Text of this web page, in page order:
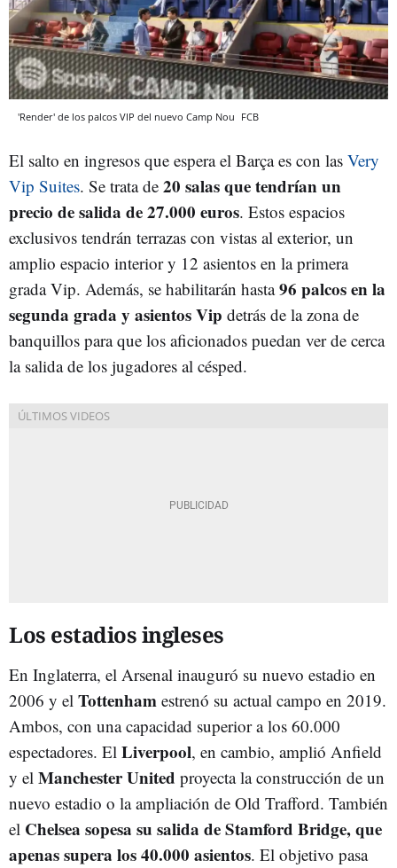
'Render' de los palcos VIP del nuevo Camp Nou FCB
El salto en ingresos que espera el Barça es con las Very
Vip Suites. Se trata de 20 salas que tendrían un
precio de salida de 27.000 euros. Estos espacios
exclusivos tendrán terrazas con vistas al exterior, un
amplio espacio interior y 12 asientos en la primera
grada Vip. Además, se habilitarán hasta96 palcos en la
segunda grada y asientos Vip detrás de la zona de
banquillos para que los aficionados puedan ver de cerca
la salida de los jugadores al césped.
Los estadios ingleses
En Inglaterra, el Arsenal inauguró su nuevo estadio en
2006 y el Tottenham estrenó su actual campo en 2019.
Ambos, con una capacidad superior a los 60.000
espectadores. El Liverpool, en cambio, amplió Anfield
y el Manchester United proyecta la construcción de un
nuevo estadio o la ampliación de Old Trafford. También
el Chelsea sopesa su salida de Stamford Bridge, que
apenas supera los 40.000 asientos. El objetivo pasa